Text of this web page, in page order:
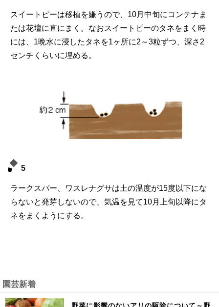
スイートピーは移植を嫌うので、10月中旬にコンテナま
たは花壇に直にまく。なおスイートピーのタネをまく時
には、1晩水に浸したタネを1ヶ所に2～3粒ずつ、深さ2
センチくらいに埋める。
5
ラークスパー、ワスレナグサは土の温度が15度以下にな
らないと発芽しないので、気温を見て10月上旬以降にタ
ネをまくようにする。
園芸新着